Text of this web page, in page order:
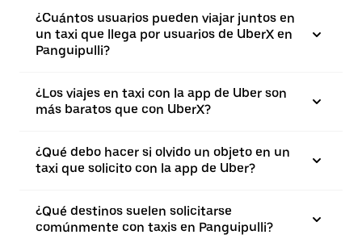
¿Cuántos usuarios pueden viajar juntos en
un taxi que llega por usuarios de UberX en
Panguipulli?
¿Los viajes en taxi con la app de Uber son
más baratos que con UberX?
¿Qué debo hacer si olvido un objeto en un
taxi que solicito con la app de Uber?
¿Qué destinos suelen solicitarse
comúnmente con taxis en Panguipulli?